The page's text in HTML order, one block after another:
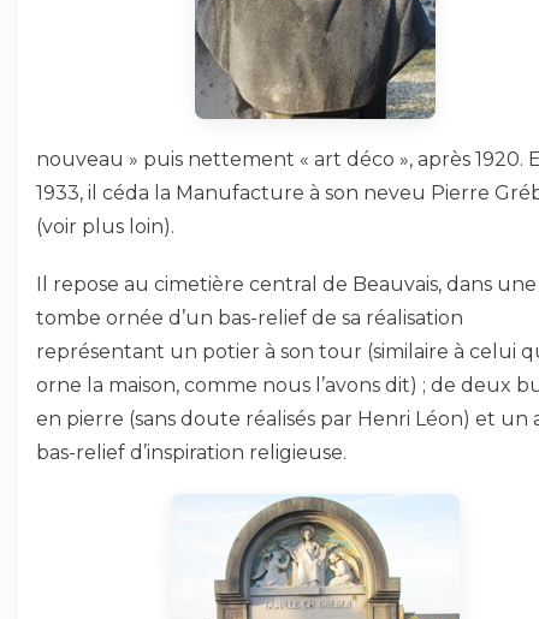
nouveau » puis nettement « art déco », après 1920.
1933, il céda la Manufacture à son neveu Pierre
(voir plus loin).
Il repose au cimetière central de Beauvais, dans une
tombe ornée d’un bas-relief de sa réalisation
représentant un potier à son tour (similaire à celui
orne la maison, comme nous l’avons dit) ; de deux
en pierre (sans doute réalisés par Henri Léon) et un
bas-relief d’inspiration religieuse.